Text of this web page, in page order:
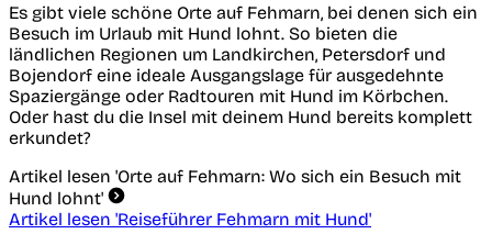
Es gibt viele schöne Orte auf Fehmarn, bei denen sich ein
Besuch im Urlaub mit Hund lohnt. So bieten die
ländlichen Regionen um Landkirchen, Petersdorf und
Bojendorf eine ideale Ausgangslage für ausgedehnte
Spaziergänge oder Radtouren mit Hund im Körbchen.
Oder hast du die Insel mit deinem Hund bereits komplett
erkundet?
Artikel lesen 'Orte auf Fehmarn: Wo sich ein Besuch mit
Hund lohnt'
Artikel lesen 'Reiseführer Fehmarn mit Hund'